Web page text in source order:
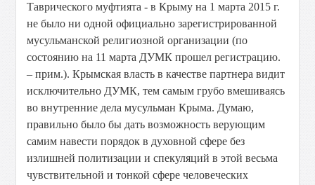
Таврического муфтията - в Крыму на 1 марта 2015 г.
не было ни одной официально зарегистрированной
мусульманской религиозной организации (по
состоянию на 11 марта ДУМК прошел регистрацию.
– прим.). Крымская власть в качестве партнера видит
исключительно ДУМК, тем самым грубо вмешиваясь
во внутренние дела мусульман Крыма. Думаю,
правильно было бы дать возможность верующим
самим навести порядок в духовной сфере без
излишней политизации и спекуляций в этой весьма
чувствительной и тонкой сфере человеческих